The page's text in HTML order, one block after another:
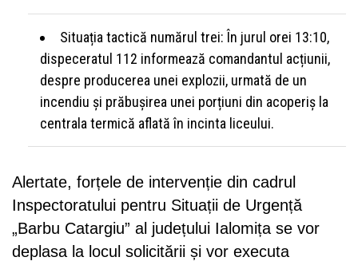
Situația tactică numărul trei: În jurul orei 13:10,
dispeceratul 112 informează comandantul acțiunii,
despre producerea unei explozii, urmată de un
incendiu și prăbușirea unei porțiuni din acoperiș la
centrala termică aflată în incinta liceului.
Alertate, forțele de intervenție din cadrul
Inspectoratului pentru Situații de Urgență
„Barbu Catargiu” al județului Ialomița se vor
deplasa la locul solicitării și vor executa